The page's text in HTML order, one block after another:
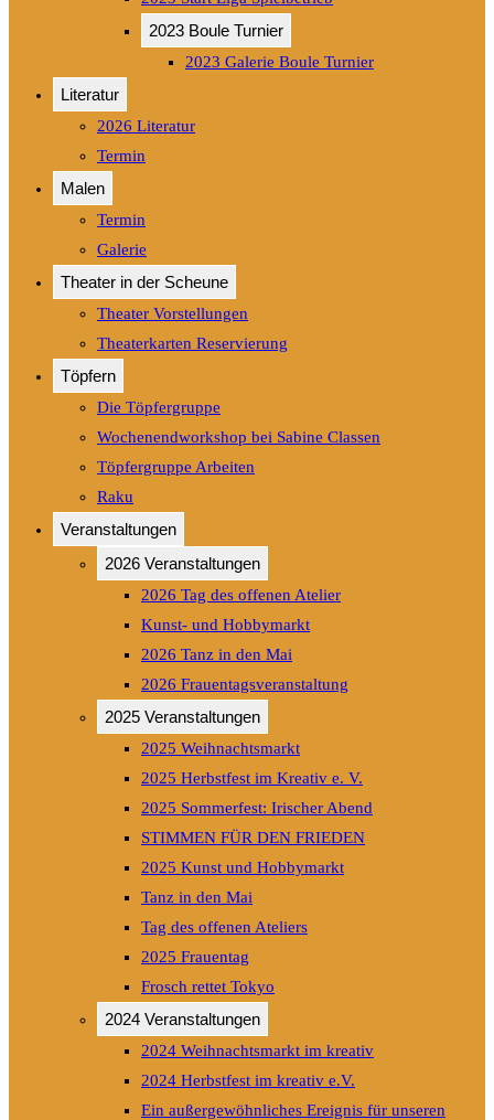
2023 Boule Turnier
2023 Galerie Boule Turnier
Literatur
2026 Literatur
Termin
Malen
Termin
Galerie
Theater in der Scheune
Theater Vorstellungen
Theaterkarten Reservierung
Töpfern
Die Töpfergruppe
Wochenendworkshop bei Sabine Classen
Töpfergruppe Arbeiten
Raku
Veranstaltungen
2026 Veranstaltungen
2026 Tag des offenen Atelier
Kunst- und Hobbymarkt
2026 Tanz in den Mai
2026 Frauentagsveranstaltung
2025 Veranstaltungen
2025 Weihnachtsmarkt
2025 Herbstfest im Kreativ e. V.
2025 Sommerfest: Irischer Abend
STIMMEN FÜR DEN FRIEDEN
2025 Kunst und Hobbymarkt
Tanz in den Mai
Tag des offenen Ateliers
2025 Frauentag
Frosch rettet Tokyo
2024 Veranstaltungen
2024 Weihnachtsmarkt im kreativ
2024 Herbstfest im kreativ e.V.
Ein außergewöhnliches Ereignis für unseren